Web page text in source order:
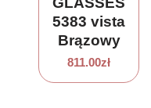
5383 vista
Brązowy
811.00zł